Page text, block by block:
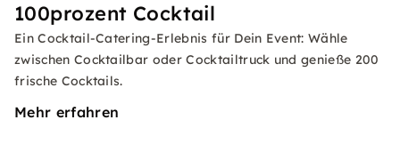
100prozent Cocktail
Ein Cocktail-Catering-Erlebnis für Dein Event: Wähle
zwischen Cocktailbar oder Cocktailtruck und genieße 200
frische Cocktails.
Mehr erfahren